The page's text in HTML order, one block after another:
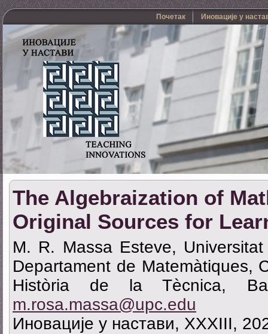
Почетак Иновације у
The Algebraization of
Original Sources for
M. R. Massa Esteve,
Departament de Matemàtiques,
Història de la Tècnica,
m.rosa.massa@upc.edu
Иновације у настави, XXXIII,